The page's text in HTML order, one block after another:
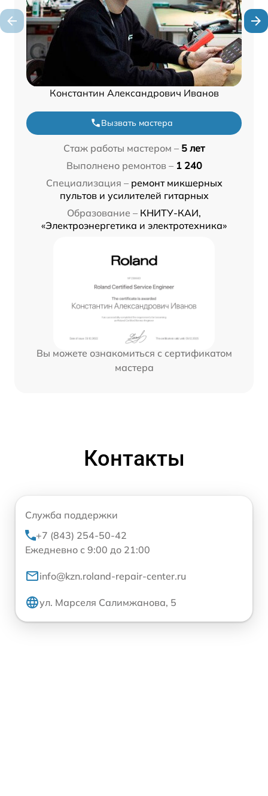
Константин Александрович Иванов
Вызвать мастера
Стаж работы мастером – 5 лет
Выполнено ремонтов – 1 240
Специализация – ремонт микшерных
пультов и усилителей гитарных
Образование – КНИТУ-КАИ,
«Электроэнергетика и электротехника»
Вы можете ознакомиться с сертификатом
мастера
Контакты
Служба поддержки
+7 (843) 254-50-42
Ежедневно с 9:00 до 21:00
info@kzn.roland-repair-center.ru
ул. Марселя Салимжанова, 5